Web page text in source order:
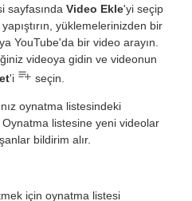
sayfasında Video Ekle'yi seçip
yüklemelerinizden bir
YouTube'da bir video arayın.
videoya gidin ve videonun
'i seçin.
oynatma listesindeki
listesine yeni videolar
bildirim alır.
için oynatma listesi